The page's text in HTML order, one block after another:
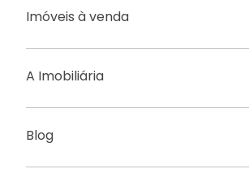
Imóveis à venda
A Imobiliária
Blog